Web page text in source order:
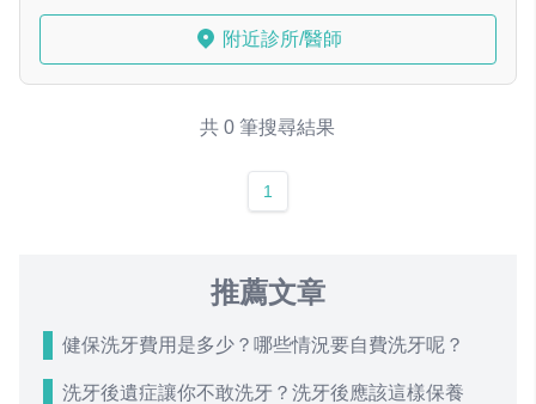
附近診所/醫師
共 0 筆搜尋結果
1
推薦文章
健保洗牙費用是多少？哪些情況要自費洗牙呢？
洗牙後遺症讓你不敢洗牙？洗牙後應該這樣保養